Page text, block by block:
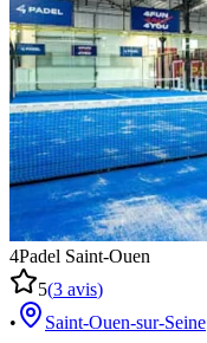
4Padel Saint-Ouen
5(3 avis)
•
Saint-Ouen-sur-Seine